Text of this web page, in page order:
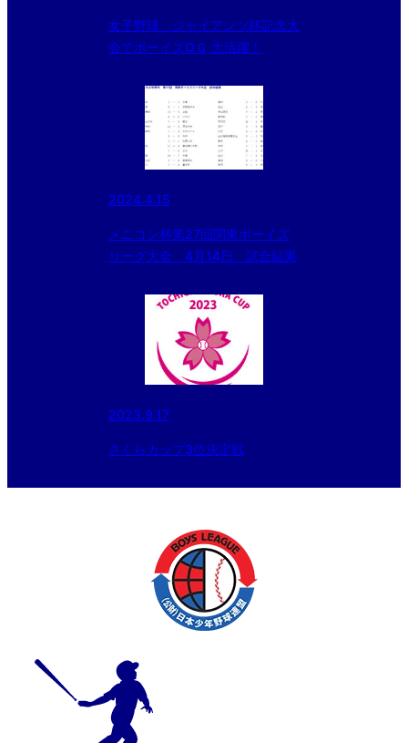
女子野球 ジャイアンツ杯記念大
会でボーイズОＧ 大活躍！
2024.4.15
メニコン杯第27回関東ボーイズ
リーグ大会 4月14日 試合結果
2023.9.17
さくらカップ3位決定戦